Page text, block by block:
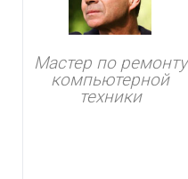
Мастер по ремонту
компьютерной
техники